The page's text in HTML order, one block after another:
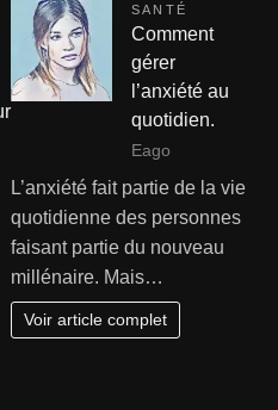
SANTÉ
Comment
gérer
l’anxiété au
quotidien.
Eago
L’anxiété fait partie de la vie
quotidienne des personnes
faisant partie du nouveau
millénaire. Mais…
Voir article complet